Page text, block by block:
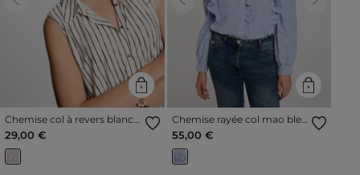
Previous Next
Chemise col à revers blanc
femme
29,00 €
Previous Next
Chemise rayée col mao bleu
ciel femme
55,00 €